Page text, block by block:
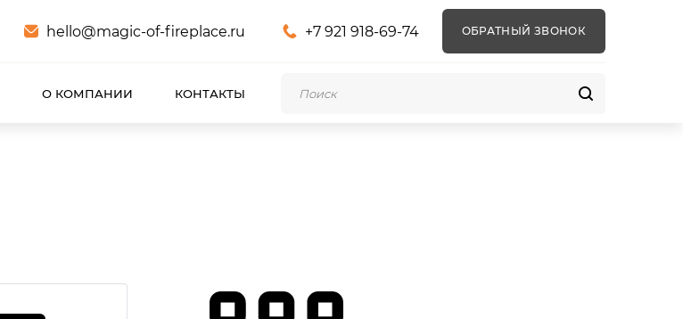
hello@magic-of-fireplace.ru +7 921 918-69-74 ОБРАТНЫЙ ЗВОНОК
О КОМПАНИИ КОНТАКТЫ